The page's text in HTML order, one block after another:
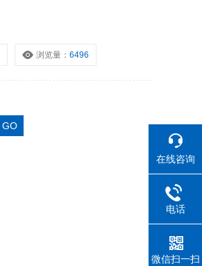
浏览量：6496
在线咨询
电话
微信扫一扫